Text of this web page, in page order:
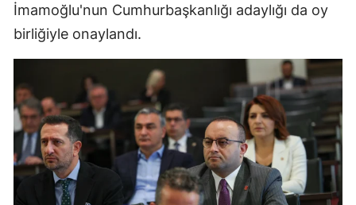
İmamoğlu'nun Cumhurbaşkanlığı adaylığı da oy
birliğiyle onaylandı.